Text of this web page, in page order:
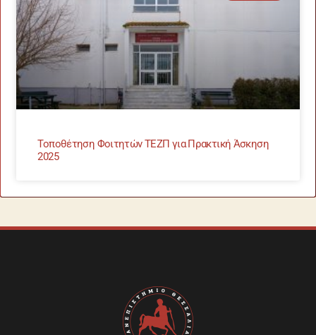
Τοποθέτηση Φοιτητών ΤΕΖΠ για Πρακτική Άσκηση
2025